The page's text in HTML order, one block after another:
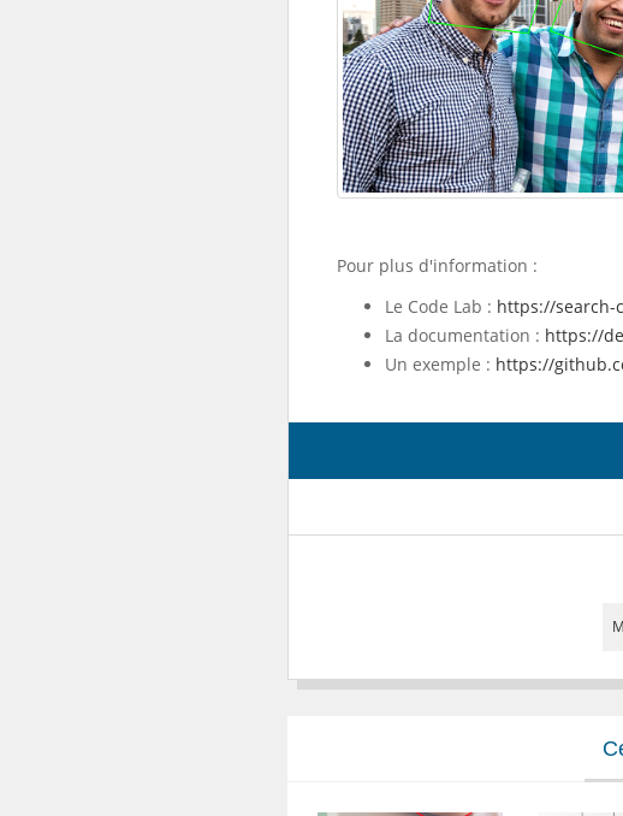
Pour plus d'information :
Le Code Lab : https://search-
La documentation : https://
Un exemple : https://